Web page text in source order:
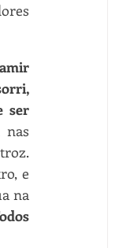
ser
nas
e
na